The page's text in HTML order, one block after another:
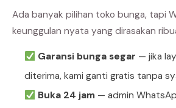
Ada banyak pilihan toko bunga, tapi
keunggulan nyata yang dirasakan
Garansi bunga segar — jika
diterima, kami ganti gratis tanpa
Buka 24 jam— admin